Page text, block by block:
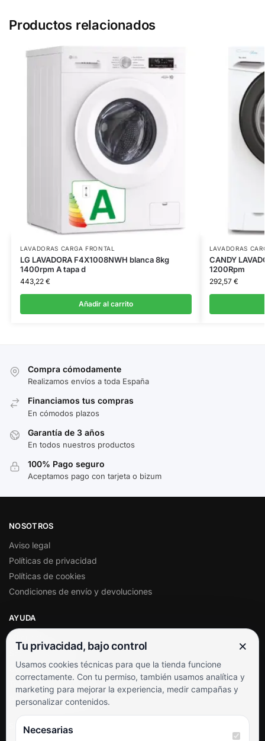
Productos relacionados
LAVADORAS CARGA FRONTAL
LG LAVADORA F4X1008NWH blanca 8kg
1400rpm A tapa d
443,22 €
Añadir al carrito
LAVADORAS
CANDY
1200Rpm
292,57 €
Compra cómodamente
Realizamos envíos a toda España
Financiamos tus compras
En cómodos plazos
Garantía de 3 años
En todos nuestros productos
100% Pago seguro
Aceptamos pago con tarjeta o bizum
NOSOTROS
Aviso legal
Políticas de privacidad
Políticas de cookies
Condiciones de envío y devoluciones
AYUDA
Soporte al cliente
Contacto
Términos y condiciones
Preguntas frecuentes
SÍGUENOS
Tu privacidad, bajo control ×
Usamos cookies técnicas para que la tienda funcione
correctamente. Con tu permiso, también usamos analítica y
marketing para mejorar la experiencia, medir campañas y
personalizar contenidos.
Necesarias